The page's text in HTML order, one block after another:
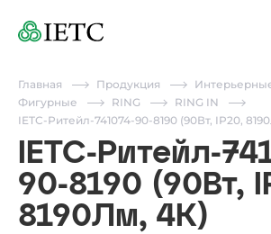
Главная Продукция
Фигурные
RING
RING IN
IETC-Ритейл-741074-90-8190 (90Вт, IP20,
IETC-Ритейл-
90-8190 (90Вт,
8190Лм, 4К)